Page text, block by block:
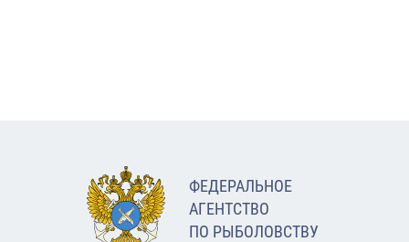
ФЕДЕРАЛЬНОЕ
АГЕНТСТВО
ПО РЫБОЛОВСТВУ